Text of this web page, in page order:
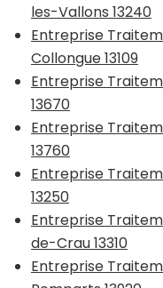
les-Vallons 13240
Entreprise
Collongue 13109
Entreprise
13670
Entreprise
13760
Entreprise
13250
Entreprise
de-Crau 13310
Entreprise